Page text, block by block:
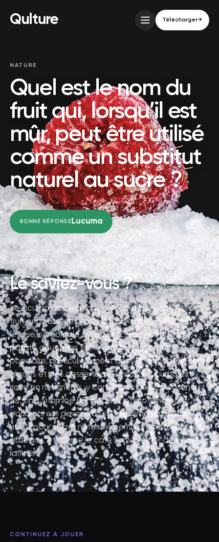
Qulture Télécharger→
NATURE
Quel est le nom du
fruit qui, lorsqu’il est
mûr, peut être utilisé
comme un substitut
naturel au sucre ?
BONNE RÉPONSE Lucuma
ANECDOTE
Le saviez-vous ?
Le lucuma, souvent appelé "l'or des Incas", est un
fruit originaire des Andes péruviennes. Son goût
unique, semblable à celui du caramel et de la
patate douce, en fait un édulcorant naturel
populaire, particulièrement dans la fabrication des
glaces et des desserts au Pérou. Le lucuma est
riche en nutriments, y compris en bêta-carotène,
fer, zinc, vitamine B3, calcium, et protéines. En
poudre, il est devenu un super-aliment mondial,
utilisé pour sucrer naturellement les smoothies, les
gâteaux, et même le café sans ajouter de sucre
raffiné.
CONTINUEZ À JOUER